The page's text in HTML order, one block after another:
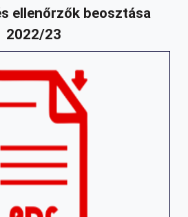
ellenőrzők beosztása
2022/23